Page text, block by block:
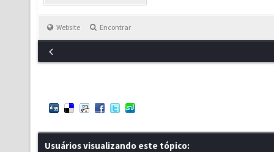
Website Encontrar
Usuários visualizando este tópico: